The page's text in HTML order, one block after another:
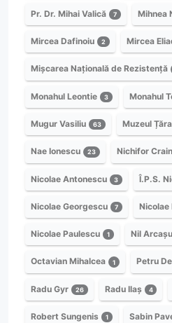
Pr. Dr. Mihai Valică 7 Mihnea
Mircea Dafinoiu 2 Mircea
Mișcarea Națională de Rezistență
Monahul Leontie 3 Monahul
Mugur Vasiliu 63 Muzeul
Nae Ionescu 23 Nichifor
Nicolae Antonescu 3 Î.P.S.
Nicolae Georgescu 7 Nicolae
Nicolae Paulescu 1 Nil Arcașu
Octavian Mihalcea 1 Petru
Radu Gyr 26 Radu Ilaș 4
Robert Sungenis 1 Sabin